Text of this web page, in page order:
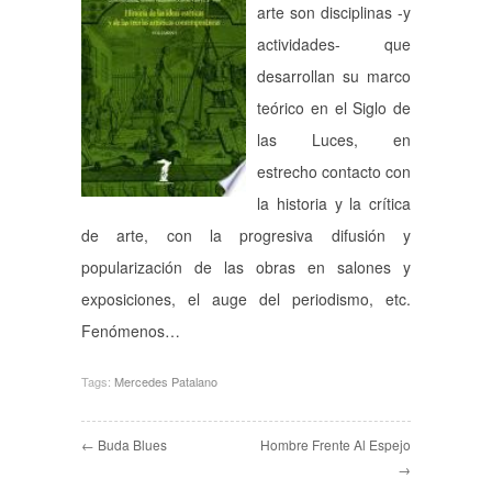
arte son disciplinas -y
actividades- que
desarrollan su marco
teórico en el Siglo de
las Luces, en
estrecho contacto con
la historia y la crítica
de arte, con la progresiva difusión y
popularización de las obras en salones y
exposiciones, el auge del periodismo, etc.
Fenómenos…
Tags: Mercedes Patalano
← Buda Blues
Hombre Frente Al Espejo
→